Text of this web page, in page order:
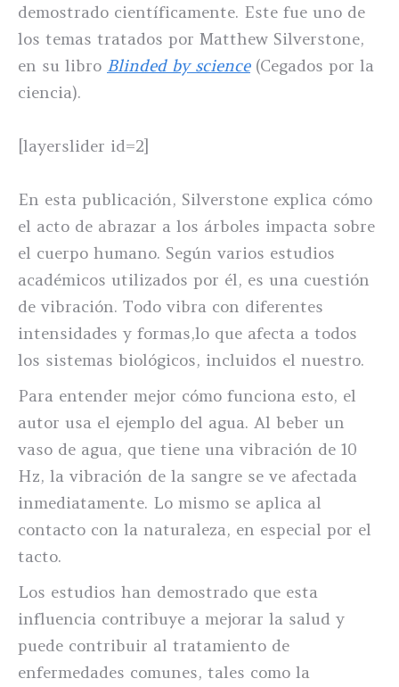
demostrado científicamente. Este fue uno de
los temas tratados por Matthew Silverstone,
en su libro Blinded by science(Cegados por la
ciencia).
[layerslider id=2]
En esta publicación, Silverstone explica cómo
el acto de abrazar a los árboles impacta sobre
el cuerpo humano. Según varios estudios
académicos utilizados por él, es una cuestión
de vibración. Todo vibra con diferentes
intensidades y formas,lo que afecta a todos
los sistemas biológicos, incluidos el nuestro.
Para entender mejor cómo funciona esto, el
autor usa el ejemplo del agua. Al beber un
vaso de agua, que tiene una vibración de 10
Hz, la vibración de la sangre se ve afectada
inmediatamente. Lo mismo se aplica al
contacto con la naturaleza, en especial por el
tacto.
Los estudios han demostrado que esta
influencia contribuye a mejorar la salud y
puede contribuir al tratamiento de
enfermedades comunes, tales como la